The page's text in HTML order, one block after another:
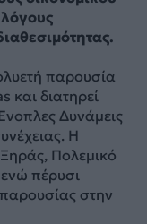
παρουσία
και διατηρεί
Δυνάμεις
Η
Πολεμικό
πέρυσι
στην